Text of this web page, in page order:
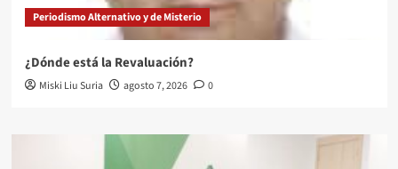
Periodismo Alternativo y de Misterio
¿Dónde está la Revaluación?
Miski Liu Suria agosto 7, 2026 0